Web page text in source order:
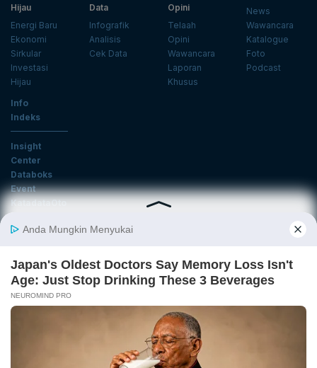
Hijau
Energi Baru
Ekonomi
Sirkular
Investasi
Hijau
Data
Infografik
Analisis
Cek Data
Opini
Telaah
Opini
Wawancara
Laporan
Khusus
News
Wawancara
Katalogue
Foto
Podcast
Info
Indeks
Insight
Center
Databoks
Event
KatadataOto
Email
Daftar
Advertising Karier